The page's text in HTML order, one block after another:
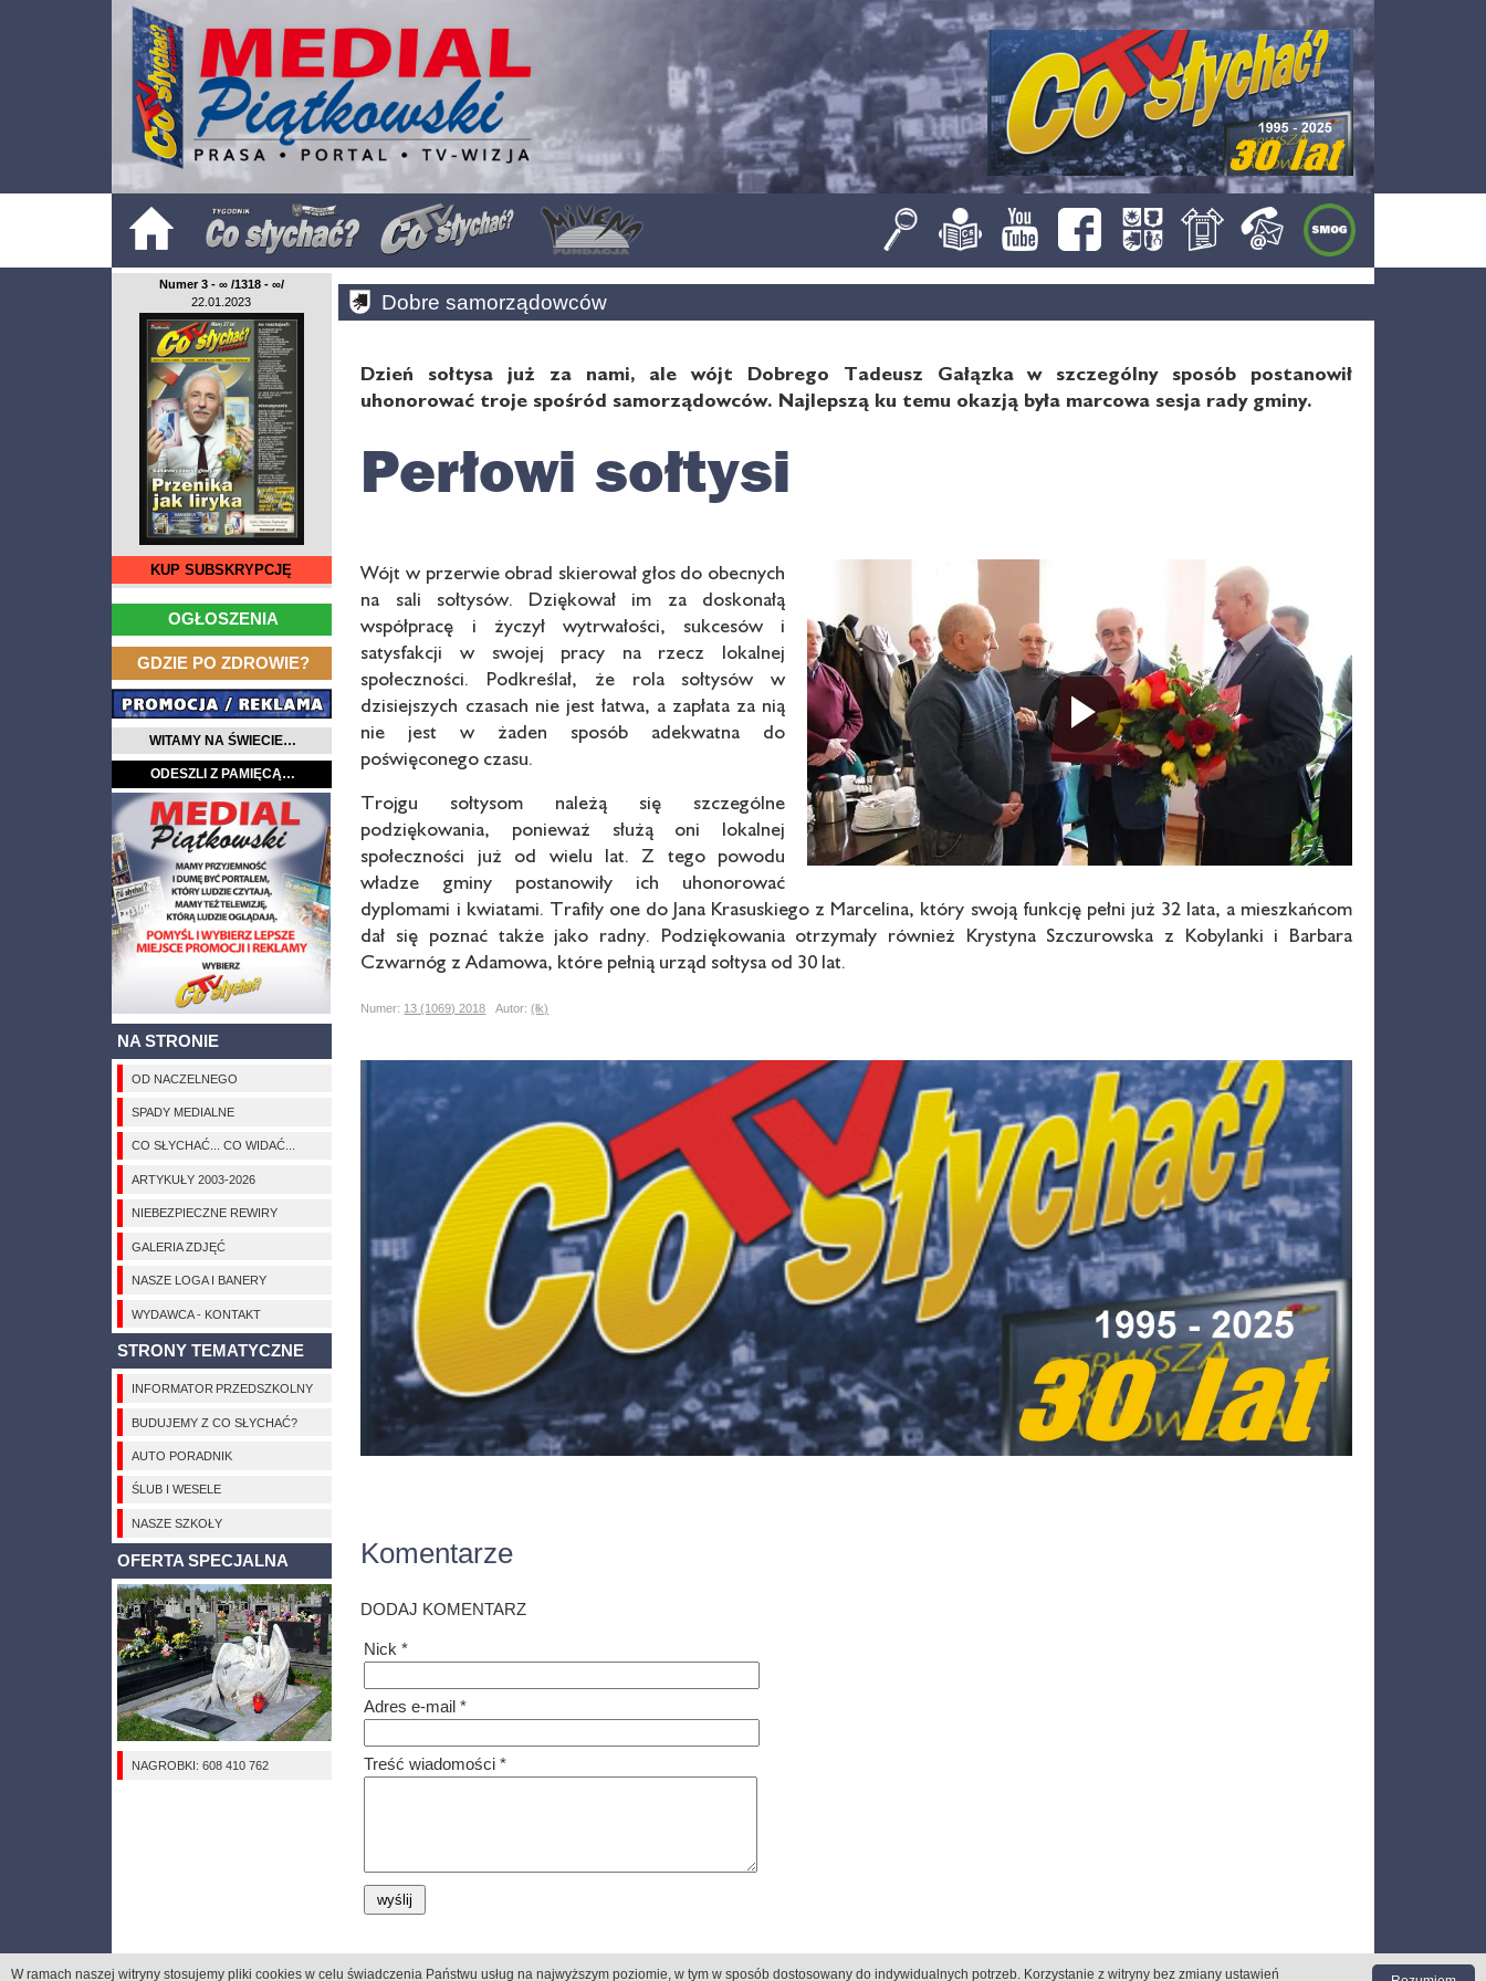
Numer 3 - ∞ /1318 - ∞/
22.01.2023
KUP SUBSKRYPCJĘ
OGŁOSZENIA
GDZIE PO ZDROWIE?
WITAMY NA ŚWIECIE…
ODESZLI Z PAMIĘCĄ…
NA STRONIE
OD NACZELNEGO
SPADY MEDIALNE
CO SŁYCHAĆ... CO WIDAĆ...
ARTYKUŁY 2003-2026
NIEBEZPIECZNE REWIRY
GALERIA ZDJĘĆ
NASZE LOGA I BANERY
WYDAWCA - KONTAKT
STRONY TEMATYCZNE
INFORMATOR PRZEDSZKOLNY
BUDUJEMY Z CO SŁYCHAĆ?
AUTO PORADNIK
ŚLUB I WESELE
NASZE SZKOŁY
OFERTA SPECJALNA
NAGROBKI: 608 410 762
Dobre samorządowców
Dzień sołtysa już za nami, ale wójt Dobrego Tadeusz Gałązka w szczególny sposób postanowił
uhonorować troje spośród samorządowców. Najlepszą ku temu okazją była marcowa sesja rady gminy.
Perłowi sołtysi
Wójt w przerwie obrad skierował głos do obecnych
na sali sołtysów. Dziękował im za doskonałą
współpracę i życzył wytrwałości, sukcesów i
satysfakcji w swojej pracy na rzecz lokalnej
społeczności. Podkreślał, że rola sołtysów w
dzisiejszych czasach nie jest łatwa, a zapłata za nią
nie jest w żaden sposób adekwatna do
poświęconego czasu.
Trojgu sołtysom należą się szczególne
podziękowania, ponieważ służą oni lokalnej
społeczności już od wielu lat. Z tego powodu
władze gminy postanowiły ich uhonorować
dyplomami i kwiatami. Trafiły one do Jana Krasuskiego z Marcelina, który swoją funkcję pełni już 32 lata, a mieszkańcom
dał się poznać także jako radny. Podziękowania otrzymały również Krystyna Szczurowska z Kobylanki i Barbara
Czwarnóg z Adamowa, które pełnią urząd sołtysa od 30 lat.
Numer: 13 (1069) 2018 Autor:(łk)
Komentarze
DODAJ KOMENTARZ
Nick *
Adres e-mail *
Treść wiadomości *
W ramach naszej witryny stosujemy pliki cookies w celu świadczenia Państwu usług na najwyższym poziomie, w tym w sposób dostosowany do indywidualnych potrzeb. Korzystanie z witryny bez zmiany ustawień